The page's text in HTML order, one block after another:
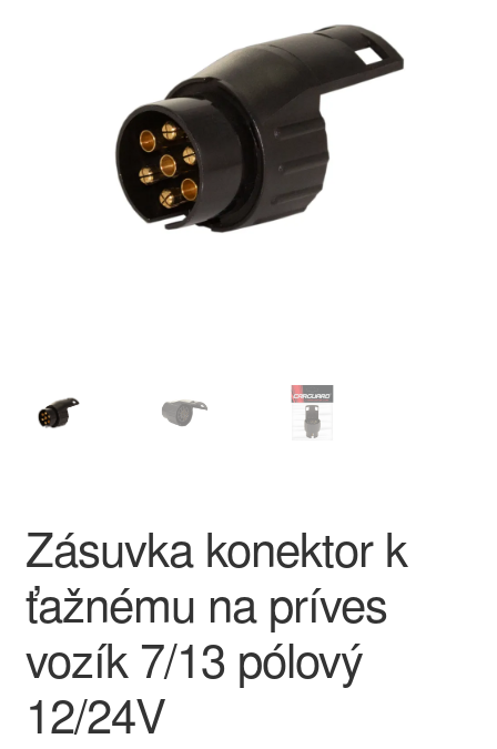
podradené
menu
Ostatné
produkty
Rozbaliť
podradené
menu
Blog
Zásuvka konektor k
ťažnému na príves
vozík 7/13 pólový
12/24V